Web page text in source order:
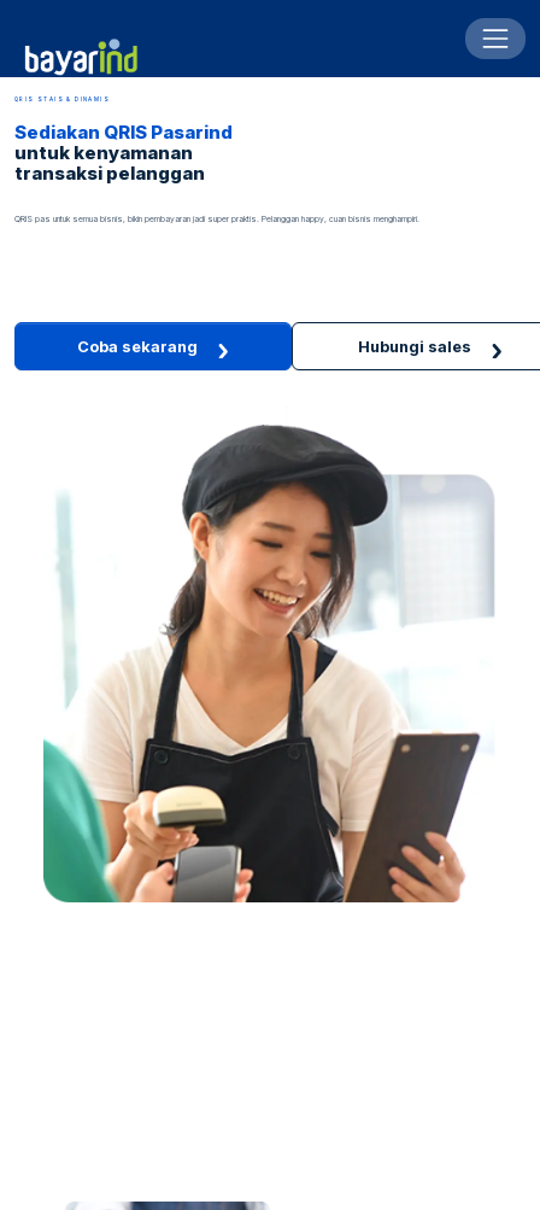
QRIS STAIS & DINAMIS
Sediakan QRIS Pasarind
untuk kenyamanan
transaksi pelanggan
QRIS pas untuk semua bisnis, bikin pembayaran jadi super praktis. Pelanggan happy, cuan bisnis menghampiri.
Coba sekarang Hubungi sales